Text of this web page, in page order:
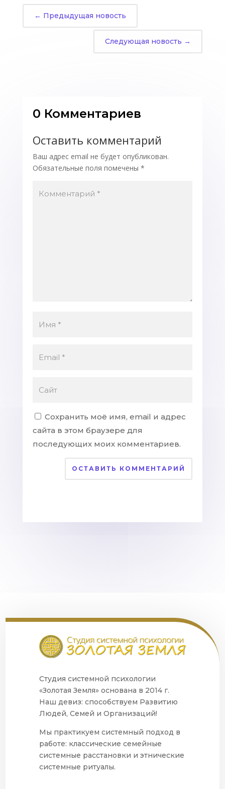
← Предыдущая новость
Следующая новость →
0 Комментариев
Оставить комментарий
Ваш адрес email не будет опубликован.
Обязательные поля помечены *
Сохранить моё имя, email и адрес
сайта в этом браузере для
последующих моих комментариев.
ОСТАВИТЬ КОММЕНТАРИЙ
Студия системной психологии
«Золотая Земля» основана в 2014 г.
Наш девиз: способствуем Развитию
Людей, Семей и Организаций!
Мы практикуем системный подход в
работе: классические семейные
системные расстановки и этнические
системные ритуалы.